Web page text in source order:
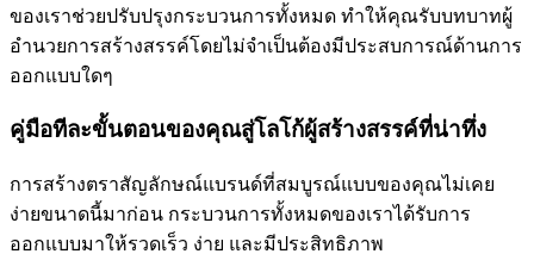
ของเราช่วยปรับปรุงกระบวนการทั้งหมด ทำให้คุณรับบทบาทผู้
อำนวยการสร้างสรรค์โดยไม่จำเป็นต้องมีประสบการณ์ด้านการ
ออกแบบใดๆ
คู่มือทีละขั้นตอนของคุณสู่โลโก้ผู้สร้างสรรค์ที่น่าทึ่ง
การสร้างตราสัญลักษณ์แบรนด์ที่สมบูรณ์แบบของคุณไม่เคย
ง่ายขนาดนี้มาก่อน กระบวนการทั้งหมดของเราได้รับการ
ออกแบบมาให้รวดเร็ว ง่าย และมีประสิทธิภาพ